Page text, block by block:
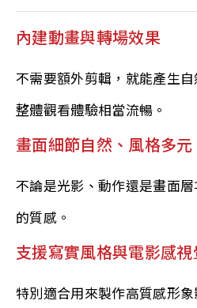
內建動畫與轉場效果
不需要額外剪輯，就能產生自
整體觀看體驗相當流暢。
畫面細節自然、風格多元
不論是光影、動作還是畫面
的質感。
支援寫實風格與電影感視
特別適合用來製作高質感形